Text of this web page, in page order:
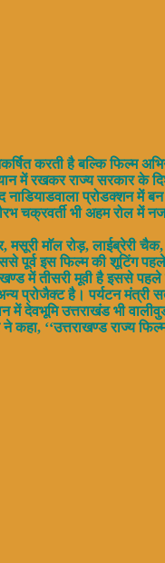
करती है बल्कि फिल्म
में रखकर राज्य सरकार के
प्रोडक्शन में
भी अहम रोल में
माॅल रोड़, लाईब्रेरी
पूर्व इस फिल्म की शूटिंग
में तीसरी मूवी है इससे
है। पर्यटन मंत्री
देवभूमि उत्तराखंड भी
‘‘उत्तराखण्ड राज्य